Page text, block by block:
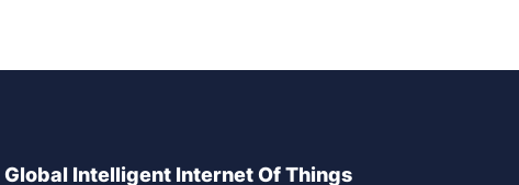
Global Intelligent Internet Of Things